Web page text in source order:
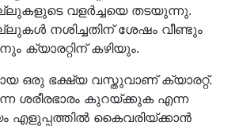
വളർച്ചയെ തടയുന്നു.
നശിച്ചതിന്‌ ശേഷം വീണ്ടും
ക്യാരറ്റിന് കഴിയും.
ഒരു ഭക്ഷ്യ വസ്തുവാണ്‌ ക്യാരറ്റ്‌.
ശരീരഭാരം കുറയ്ക്കുക എന്ന
എളുപ്പത്തിൽ കൈവരിയ്ക്കാൻ